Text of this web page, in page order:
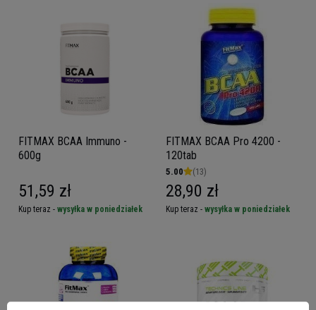
FITMAX BCAA Immuno -
600g
51,59 zł
Kup teraz - wysyłka w poniedziałek
FITMAX BCAA Pro 4200 -
120tab
5.00 (13)
28,90 zł
Kup teraz - wysyłka w poniedziałek